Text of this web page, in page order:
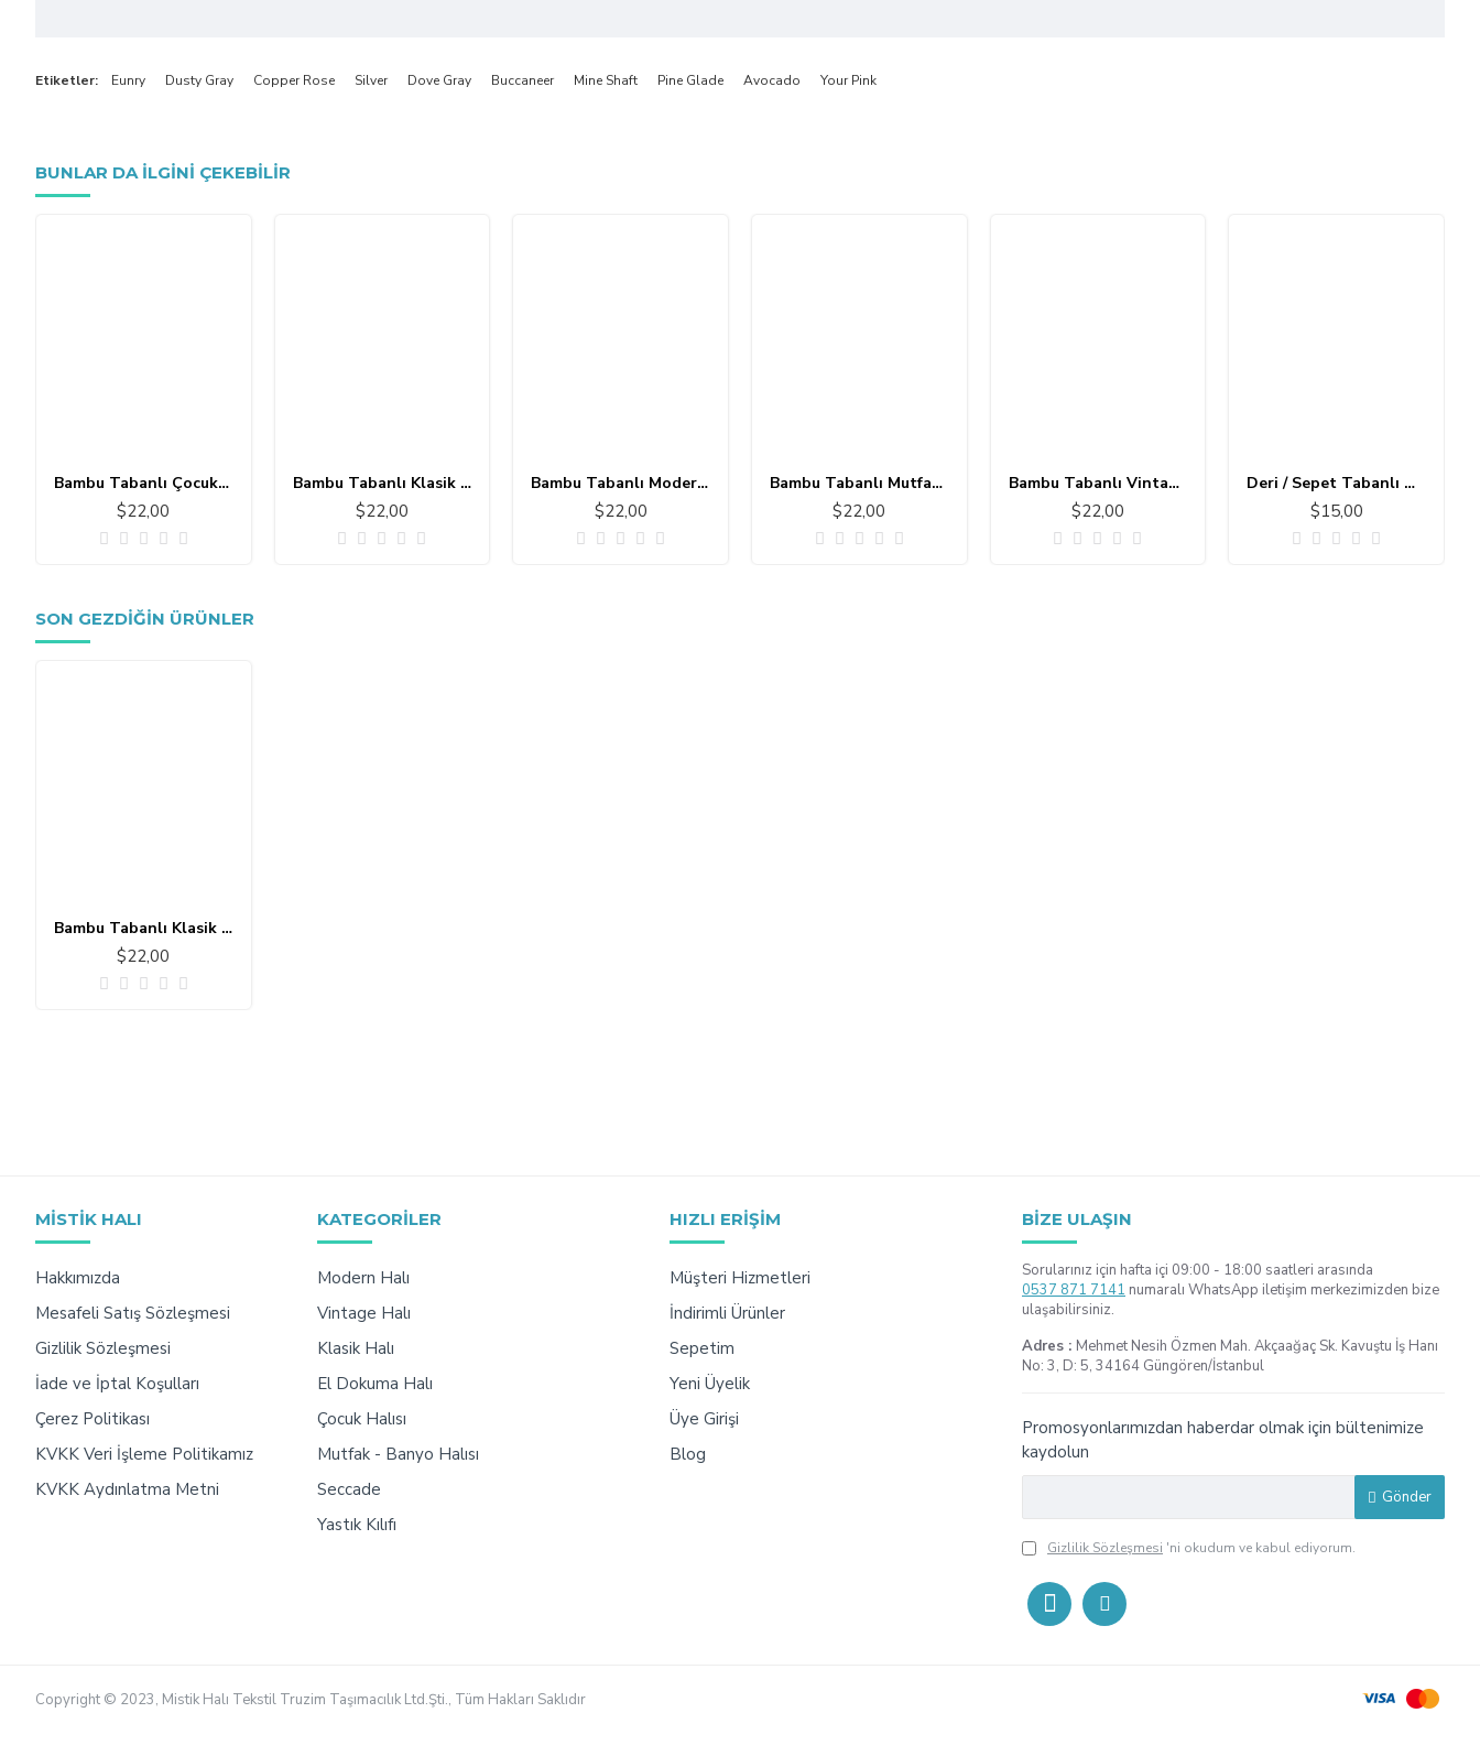
Etiketler: Eunry Dusty Gray Copper Rose Silver Dove Gray Buccaneer Mine Shaft Pine Glade Avocado Your Pink
BUNLAR DA ILGINI ÇEKEBILIR
Bambu Tabanlı Çocuk Halısı MC101
$22,00
Bambu Tabanlı Klasik Halı MS109
$22,00
Bambu Tabanlı Modern Halı MS303
$22,00
Bambu Tabanlı Mutfak - Banyo Halısı 11111-1
$22,00
Bambu Tabanlı Vintage Halı MS173
$22,00
Deri / Sepet Tabanlı Çocuk Halısı MC101
$15,00
SON GEZDIĞIN ÜRÜNLER
Bambu Tabanlı Klasik Halı MS513
$22,00
MISTIK HALI
Hakkımızda
Mesafeli Satış Sözleşmesi
Gizlilik Sözleşmesi
İade ve İptal Koşulları
Çerez Politikası
KVKK Veri İşleme Politikamız
KVKK Aydınlatma Metni
KATEGORILER
Modern Halı
Vintage Halı
Klasik Halı
El Dokuma Halı
Çocuk Halısı
Mutfak - Banyo Halısı
Seccade
Yastık Kılıfı
HIZLI ERIŞIM
Müşteri Hizmetleri
İndirimli Ürünler
Sepetim
Yeni Üyelik
Üye Girişi
Blog
BIZE ULAŞIN
Sorularınız için hafta içi 09:00 - 18:00 saatleri arasında
0537 871 7141 numaralı WhatsApp iletişim merkezimizden bize
ulaşabilirsiniz.
Adres : Mehmet Nesih Özmen Mah. Akçaağaç Sk. Kavuştu İş Hanı
No: 3, D: 5, 34164 Güngören/İstanbul
Promosyonlarımızdan haberdar olmak için bültenimize
kaydolun
Gönder
Gizlilik Sözleşmesi 'ni okudum ve kabul ediyorum.
Copyright © 2023, Mistik Halı Tekstil Truzim Taşımacılık Ltd.Şti., Tüm Hakları Saklıdır